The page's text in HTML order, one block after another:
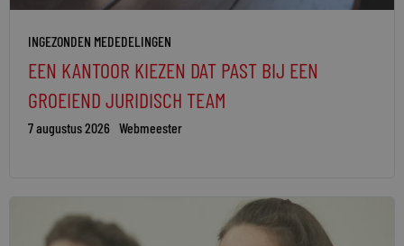
INGEZONDEN MEDEDELINGEN
EEN KANTOOR KIEZEN DAT PAST BIJ EEN
GROEIEND JURIDISCH TEAM
7 augustus 2026 Webmeester